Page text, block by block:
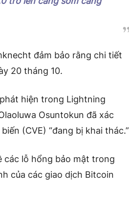
đảm bảo rằng chi tiết
20 tháng 10.
hiện trong Lightning
Osuntokun đã xác
(CVE) “đang bị khai thác.”
các lỗ hổng bảo mật trong
của các giao dịch Bitcoin